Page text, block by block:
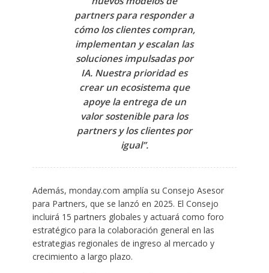
partners para responder a
cómo los clientes compran,
implementan y escalan las
soluciones impulsadas por
IA. Nuestra prioridad es
crear un ecosistema que
apoye la entrega de un
valor sostenible para los
partners y los clientes por
igual”.
Además, monday.com amplía su Consejo Asesor
para Partners, que se lanzó en 2025. El Consejo
incluirá 15 partners globales y actuará como foro
estratégico para la colaboración general en las
estrategias regionales de ingreso al mercado y
crecimiento a largo plazo.